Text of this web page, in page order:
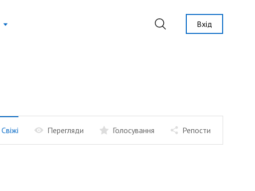
Вхід
Свіжі Перегляди Голосування Репости